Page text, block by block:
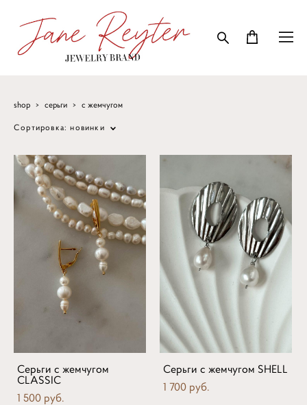
shop > серьги > с жемчугом
Сортировка: новинки
Серьги с жемчугом
CLASSIC
1 500 pуб.
Серьги с жемчугом SHELL
1 700 pуб.